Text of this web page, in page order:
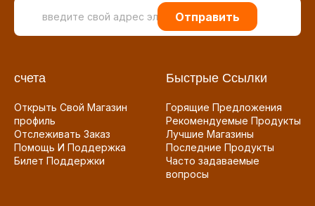
Отправить
счета
Открыть Свой Магазин
профиль
Отслеживать Заказ
Помощь И Поддержка
Билет Поддержки
Быстрые Ссылки
Горящие Предложения
Рекомендуемые Продукты
Лучшие Магазины
Последние Продукты
Часто задаваемые
вопросы